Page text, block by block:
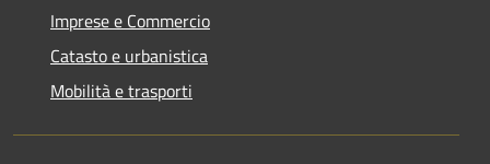
Imprese e Commercio
Catasto e urbanistica
Mobilità e trasporti